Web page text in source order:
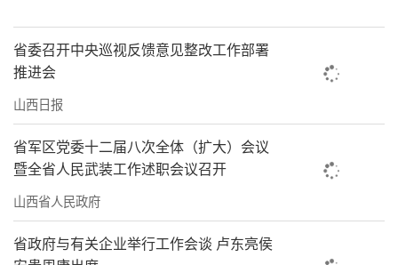
省委召开中央巡视反馈意见整改工作部署
推进会
山西日报
省军区党委十二届八次全体（扩大）会议
暨全省人民武装工作述职会议召开
山西省人民政府
省政府与有关企业举行工作会谈 卢东亮侯